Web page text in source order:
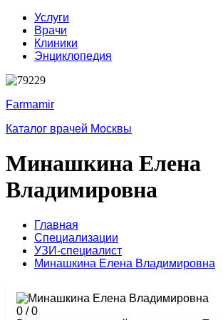
Услуги
Врачи
Клиники
Энциклопедия
Farmamir
Каталог врачей Москвы
Минашкина Елена
Владимировна
Главная
Специализации
УЗИ-специалист
Минашкина Елена Владимировна
0 /0